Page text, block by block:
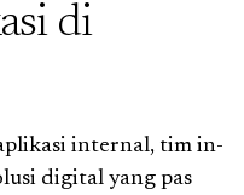
di
internal, tim in-
digital yang pas